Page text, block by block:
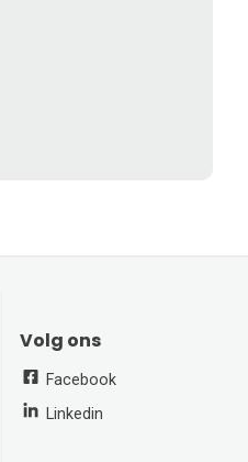
Volg ons
Facebook
Linkedin